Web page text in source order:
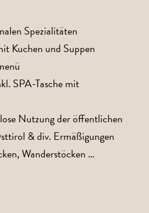
Spezialitäten
Kuchen und Suppen
SPA-Tasche mit
Nutzung der öffentlichen
& div. Ermäßigungen
Wanderstöcken …